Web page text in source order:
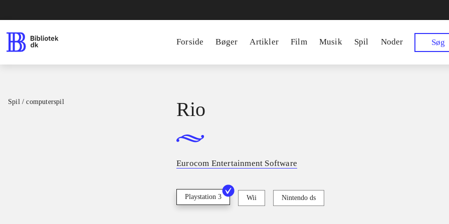
Forside Bøger Artikler Film Musik Spil Noder Søg
Spil / computerspil Rio
Eurocom Entertainment Software
Playstation 3 Wii Nintendo ds